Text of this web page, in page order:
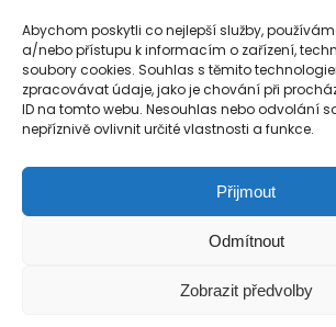
Abychom poskytli co nejlepší služby,
a/nebo přístupu k informacím o zařízení,
soubory cookies. Souhlas s těmito
zpracovávat údaje, jako je chování při
ID na tomto webu. Nesouhlas nebo odvolání
nepříznivě ovlivnit určité vlastnosti a funkce.
Přijmout
Odmítnout
Zobrazit předvolby
výlet do Letňan
nácvikem cestování
a orientace v Praze […]